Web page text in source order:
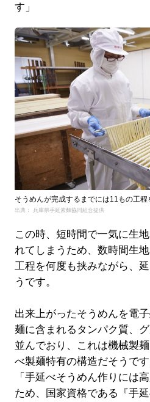
す」
そうめんが完成するまでには11もの工
出典： 兵庫県手延素麵協同組合提供
この時、短時間で一気に生
れてしまうため、数時間生
工程を何度も挟みながら、
うです。
出来上がったそうめんを電
麺に含まれるタンパク質、
並んでおり、これは機械製
べ製麺特有の構造だそうです
「手延べそうめん作りには
ため、国家資格である『手